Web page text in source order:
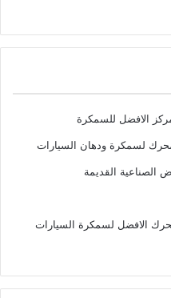
الافضل للسمكرة
لسمكرة ودهان السيارات
القديمة
الافضل لسمكرة السيارات